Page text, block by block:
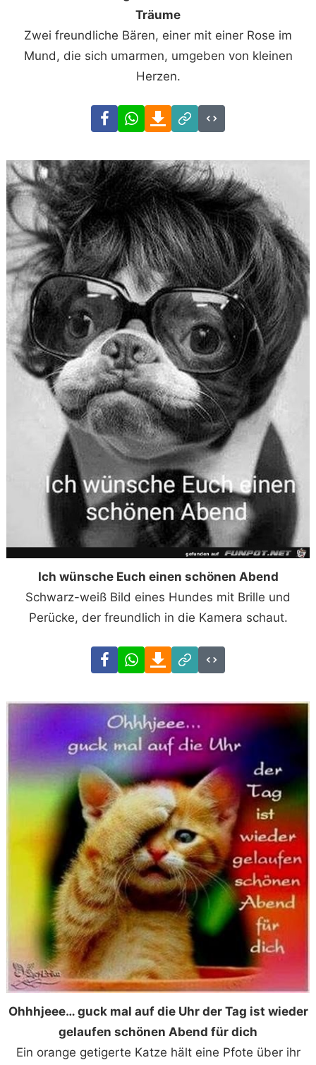
Träume
Zwei freundliche Bären, einer mit einer Rose im
Mund, die sich umarmen, umgeben von kleinen
Herzen.
FacebookWhatsAppDownload
Link
Code
Ich wünsche Euch einen schönen Abend
Schwarz-weiß Bild eines Hundes mit Brille und
Perücke, der freundlich in die Kamera schaut.
FacebookWhatsAppDownload
Link
Code
Ohhhjeee… guck mal auf die Uhr der Tag ist wieder
gelaufen schönen Abend für dich
Ein orange getigerte Katze hält eine Pfote über ihr